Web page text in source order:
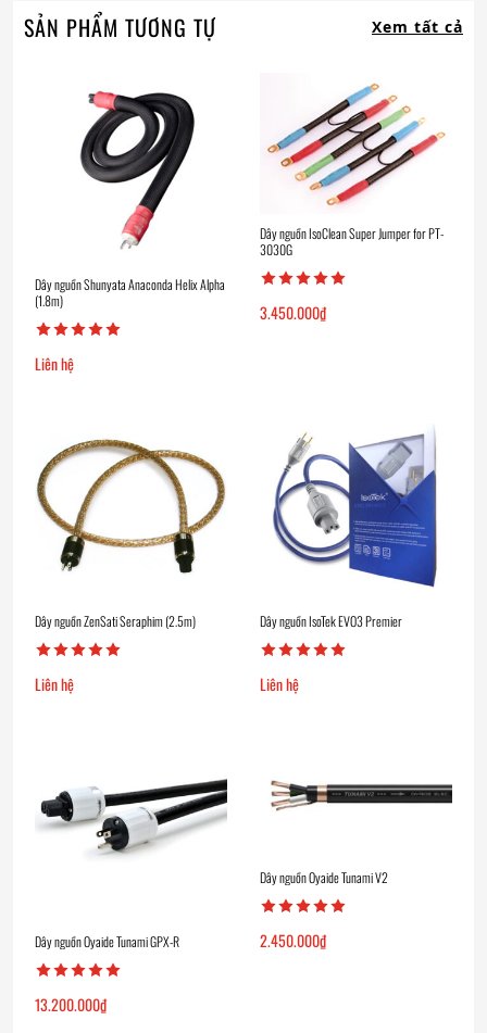
SẢN PHẨM TƯƠNG TỰ Xem tất cả
Dây nguồn Shunyata Anaconda Helix Alpha
(1.8m)
Liên hệ
Dây nguồn IsoClean Super Jumper for PT-
3030G
3.450.000₫
Dây nguồn ZenSati Seraphim (2.5m)
Liên hệ
Dây nguồn IsoTek EVO3 Premier
Liên hệ
Dây nguồn Oyaide Tunami GPX-R
13.200.000₫
Dây nguồn Oyaide Tunami V2
2.450.000₫